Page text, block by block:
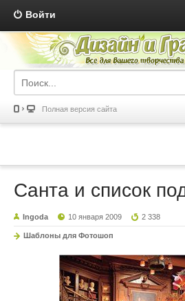
Войти
Полная версия сайта
Санта и список
Ingoda 10 января 2009 2 338
Шаблоны для Фотошоп